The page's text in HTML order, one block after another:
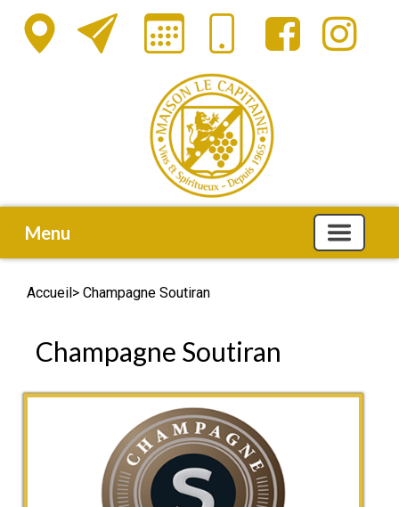
Menu
Accueil> Champagne Soutiran
Champagne Soutiran